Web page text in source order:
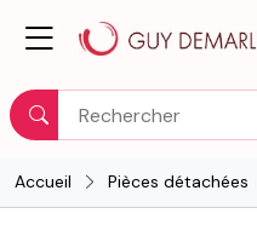
Rechercher
Accueil Pièces détachées